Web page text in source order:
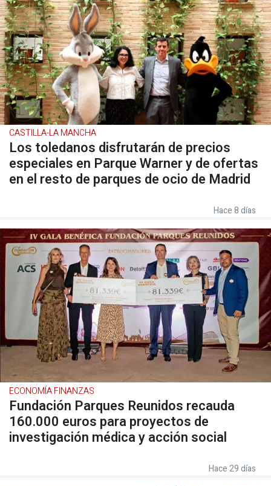
CASTILLA-LA MANCHA
Los toledanos disfrutarán de precios
especiales en Parque Warner y de ofertas
en el resto de parques de ocio de Madrid
Hace 8 días
ECONOMÍA FINANZAS
Fundación Parques Reunidos recauda
160.000 euros para proyectos de
investigación médica y acción social
Hace 29 días